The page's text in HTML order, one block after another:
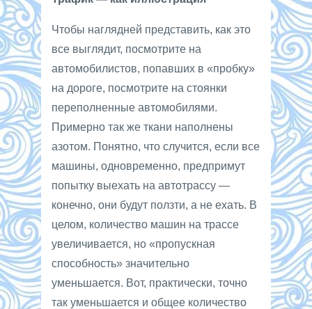
Чтобы наглядней представить, как это
все выглядит, посмотрите на
автомобилистов, попавших в «пробку»
на дороге, посмотрите на стоянки
переполненные автомобилями.
Примерно так же ткани наполнены
азотом. Понятно, что случится, если все
машины, одновременно, предпримут
попытку выехать на автотрассу —
конечно, они будут ползти, а не ехать. В
целом, количество машин на трассе
увеличивается, но «пропускная
способность» значительно
уменьшается. Вот, практически, точно
так уменьшается и общее количество